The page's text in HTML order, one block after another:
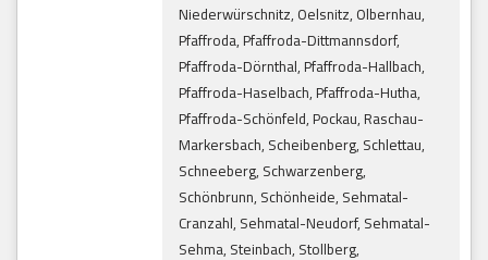
Niederwürschnitz, Oelsnitz, Olbernhau,
Pfaffroda, Pfaffroda-Dittmannsdorf,
Pfaffroda-Dörnthal, Pfaffroda-Hallbach,
Pfaffroda-Haselbach, Pfaffroda-Hutha,
Pfaffroda-Schönfeld, Pockau, Raschau-
Markersbach, Scheibenberg, Schlettau,
Schneeberg, Schwarzenberg,
Schönbrunn, Schönheide, Sehmatal-
Cranzahl, Sehmatal-Neudorf, Sehmatal-
Sehma, Steinbach, Stollberg,